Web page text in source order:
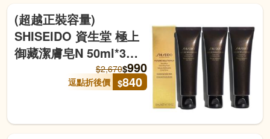
(超越正裝容量)
SHISEIDO 資生堂 極上
御藏潔膚皂N 50ml*3入
組-航空版-逗點$2,670$990
逗點折後價 $840